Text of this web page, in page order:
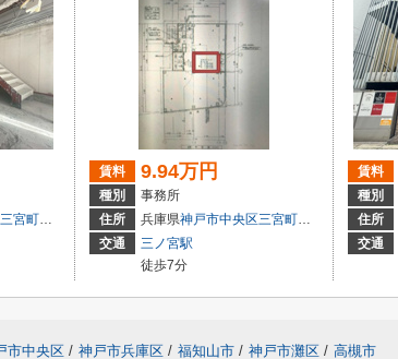
三宮町２丁目9-3
賃料 9.94万円
種別
事務所
住所
兵庫県神戸市中央区三宮町１丁目
交通
三ノ宮駅
徒歩7分
賃料
種別
住所
交通
市中央区 / 神戸市兵庫区 / 福知山市 / 神戸市灘区 / 高槻市